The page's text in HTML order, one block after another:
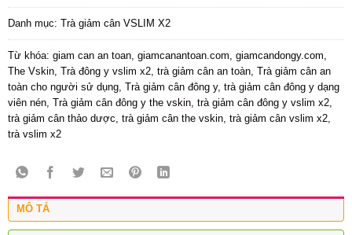
Danh mục: Trà giảm cân VSLIM X2
Từ khóa: giam can an toan, giamcanantoan.com, giamcandongy.com,
The Vskin, Trà đông y vslim x2, trà giảm cân an toàn, Trà giảm cân an
toàn cho người sử dụng, Trà giảm cân đông y, trà giảm cân đông y dạng
viên nén, Trà giảm cân đông y the vskin, trà giảm cân đông y vslim x2,
trà giảm cân thảo dược, trà giảm cân the vskin, trà giảm cân vslim x2,
trà vslim x2
MÔ TẢ